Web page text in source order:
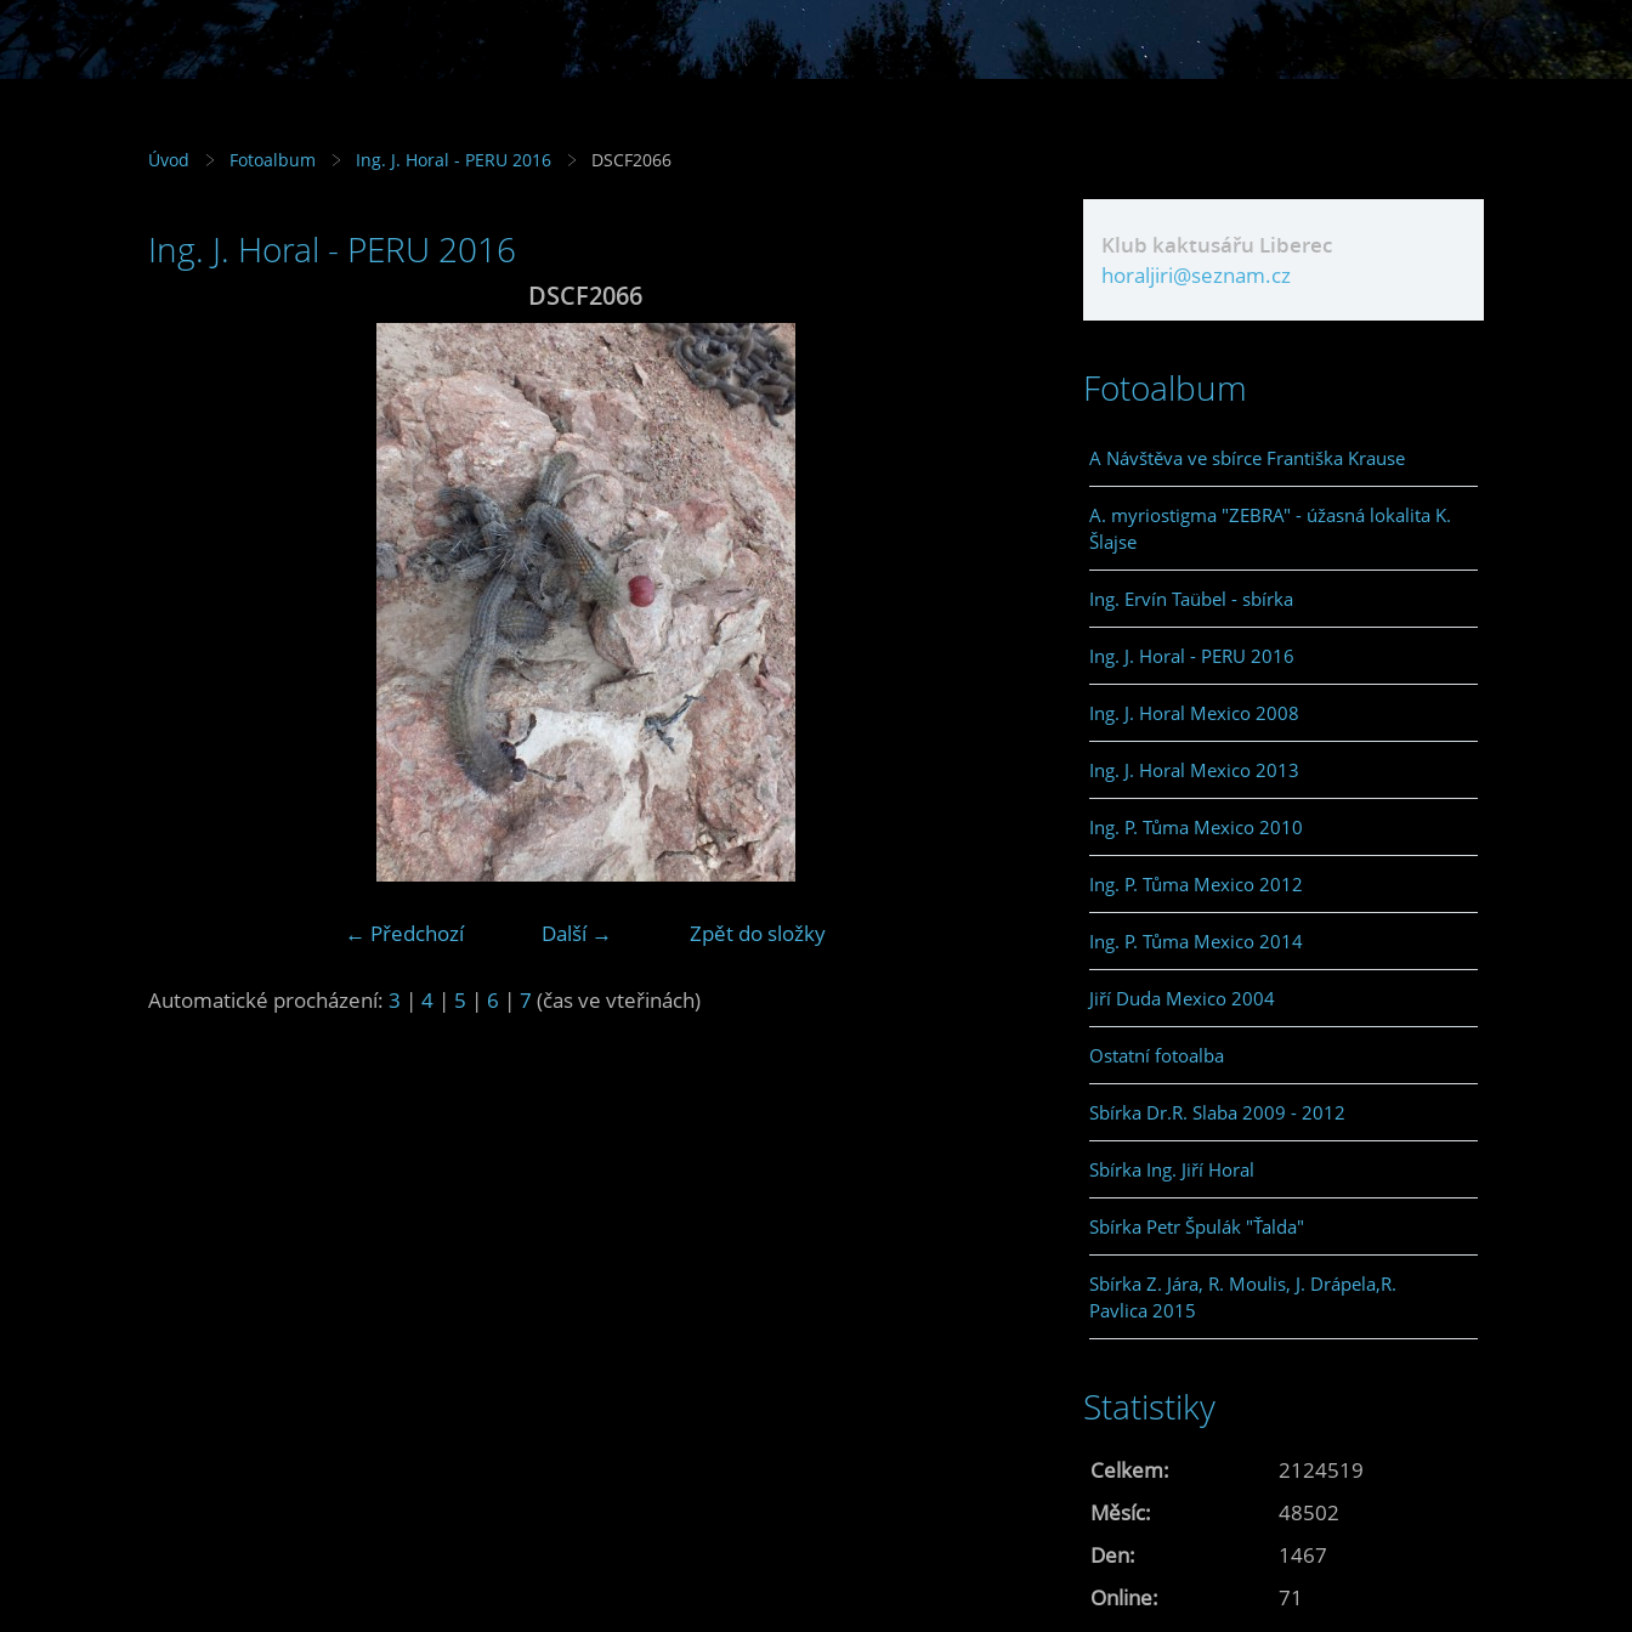
Úvod Fotoalbum Ing. J. Horal - PERU 2016 DSCF2066
Ing. J. Horal - PERU 2016
DSCF2066
← Předchozí Další → Zpět do složky
Automatické procházení: 3 | 4 | 5 | 6 | 7 (čas ve vteřinách)
Klub kaktusářu Liberec
horaljiri@seznam.cz
Fotoalbum
A Návštěva ve sbírce Františka Krause
A. myriostigma "ZEBRA" - úžasná lokalita K.
Šlajse
Ing. Ervín Taübel - sbírka
Ing. J. Horal - PERU 2016
Ing. J. Horal Mexico 2008
Ing. J. Horal Mexico 2013
Ing. P. Tůma Mexico 2010
Ing. P. Tůma Mexico 2012
Ing. P. Tůma Mexico 2014
Jiří Duda Mexico 2004
Ostatní fotoalba
Sbírka Dr.R. Slaba 2009 - 2012
Sbírka Ing. Jiří Horal
Sbírka Petr Špulák "Ťalda"
Sbírka Z. Jára, R. Moulis, J. Drápela,R.
Pavlica 2015
Statistiky
Online: 71
Celkem:
2124519
Měsíc:
48502
Den:
1467